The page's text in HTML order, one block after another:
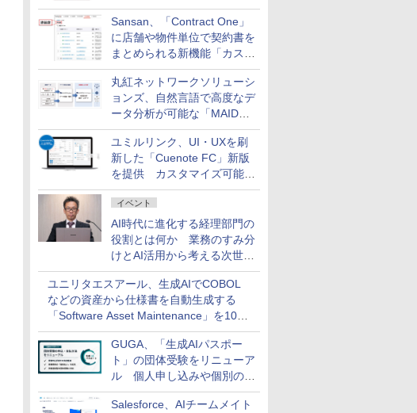
Sansan、「Contract One」
に店舗や物件単位で契約書を
まとめられる新機能「カスタ
ム契約ツリー」を追加
丸紅ネットワークソリューシ
ョンズ、自然言語で高度なデ
ータ分析が可能な「MAIDOA
AI ASSIST」を9月より提供
ユミルリンク、UI・UXを刷
新した「Cuenote FC」新版
を提供 カスタマイズ可能な
ダッシュボード画面を搭載
イベント
AI時代に進化する経理部門の
役割とは何か 業務のすみ分
けとAI活用から考える次世代
ファイナンス戦略
ユニリタエスアール、生成AIでCOBOL
などの資産から仕様書を自動生成する
「Software Asset Maintenance」を10月
に発売
GUGA、「生成AIパスポー
ト」の団体受験をリニューア
ル 個人申し込みや個別の支
払いなどに対応
Salesforce、AIチームメイト